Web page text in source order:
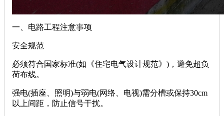
‌一、电路工程注意事项‌
‌安全规范‌
必须符合国家标准(如《住宅电气设计规范》)，避免超负
荷布线。
强电(插座、照明)与弱电(网络、电视)需分槽或保持30cm
以上间距，防止信号干扰。